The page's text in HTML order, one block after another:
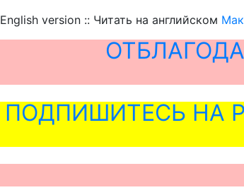
English version :: Читать на английском
ПОДПИШИТЕСЬ НА